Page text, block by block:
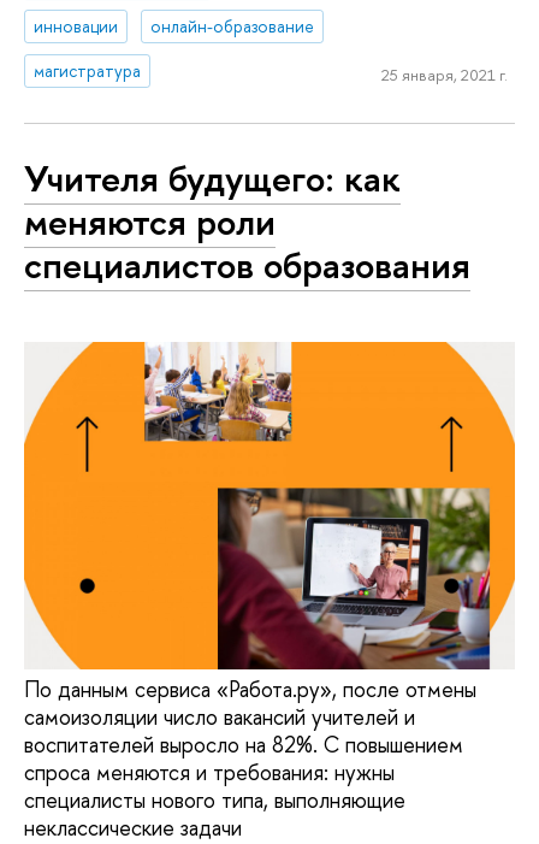
инновации
онлайн-образование
магистратура
25 января, 2021 г.
Учителя будущего: как
меняются роли
специалистов образования
По данным сервиса «Работа.ру», после отмены
самоизоляции число вакансий учителей и
воспитателей выросло на 82%. С повышением
спроса меняются и требования: нужны
специалисты нового типа, выполняющие
неклассические задачи